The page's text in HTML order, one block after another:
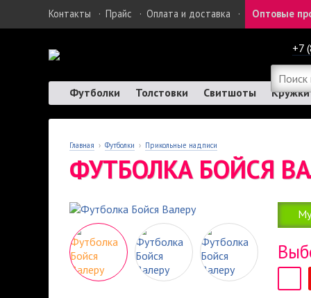
Контакты · Прайс · Оплата и доставка · Оптовые
+7
Футболки Толстовки Свитшоты Кружки
Главная › Футболки › Прикольные надписи
ФУТБОЛКА БОЙСЯ